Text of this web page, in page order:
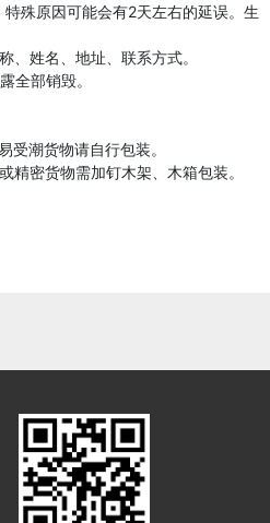
殊原因可能会有2天左右的延误。生
、姓名、地址、联系方式。
全部销毁。
受潮货物请自行包装。
精密货物需加钉木架、木箱包装。